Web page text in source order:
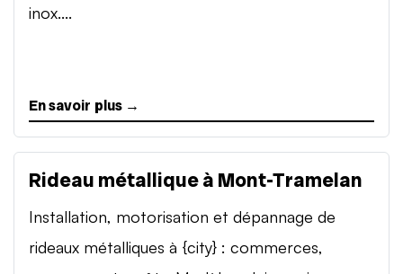
inox....
En savoir plus →
Rideau métallique à Mont-Tramelan
Installation, motorisation et dépannage de
rideaux métalliques à {city} : commerces,